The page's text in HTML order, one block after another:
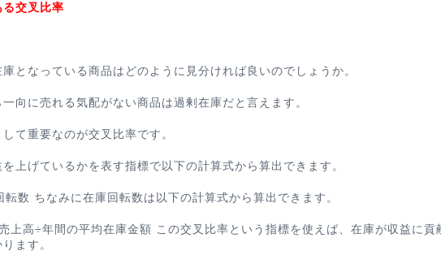
交叉比率
となっている商品はどのように見分ければ良いのでしょうか。
向に売れる気配がない商品は過剰在庫だと言えます。
て重要なのが交叉比率です。
上げているかを表す指標で以下の計算式から算出できます。
転数 ちなみに在庫回転数は以下の計算式から算出できます。
上高÷年間の平均在庫金額 この交叉比率という指標を使えば、在庫が収益に貢
ます。